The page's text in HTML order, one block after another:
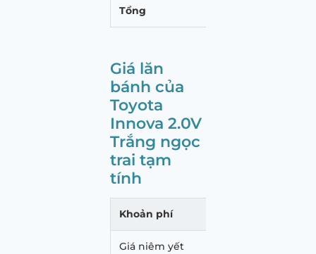
Tổng
Giá lăn
bánh của
Toyota
Innova 2.0V
Trắng ngọc
trai tạm
tính
Khoản phí
Giá niêm yết